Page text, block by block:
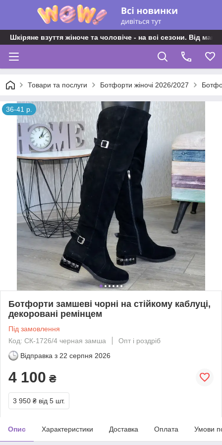
Шкіряне взуття жіноче та чоловіче - на всі сезони. Від
Товари та послуги Ботфорти жіночі 2026/2027
36-41 р.
Ботфорти замшеві чорні на стійкому каблуці,
декоровані ремінцем
Під замовлення
Код: СК-1726/4 черная замша
Опт і роздріб
Відправка з 22 серпня 2026
4 100 ₴
3 950 ₴ від 5 шт.
Опис Характеристики Доставка Оплата Умови